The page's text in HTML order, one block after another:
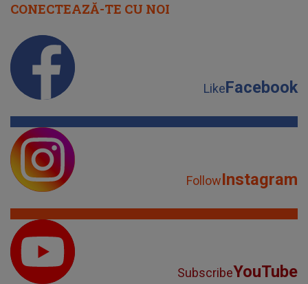
CONECTEAZĂ-TE CU NOI
LikeFacebook
FollowInstagram
SubscribeYouTube